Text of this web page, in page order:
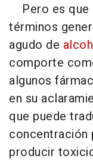
Pero es que
términos
agudo de
comporte
algunos
en su
que puede
concentración
producir